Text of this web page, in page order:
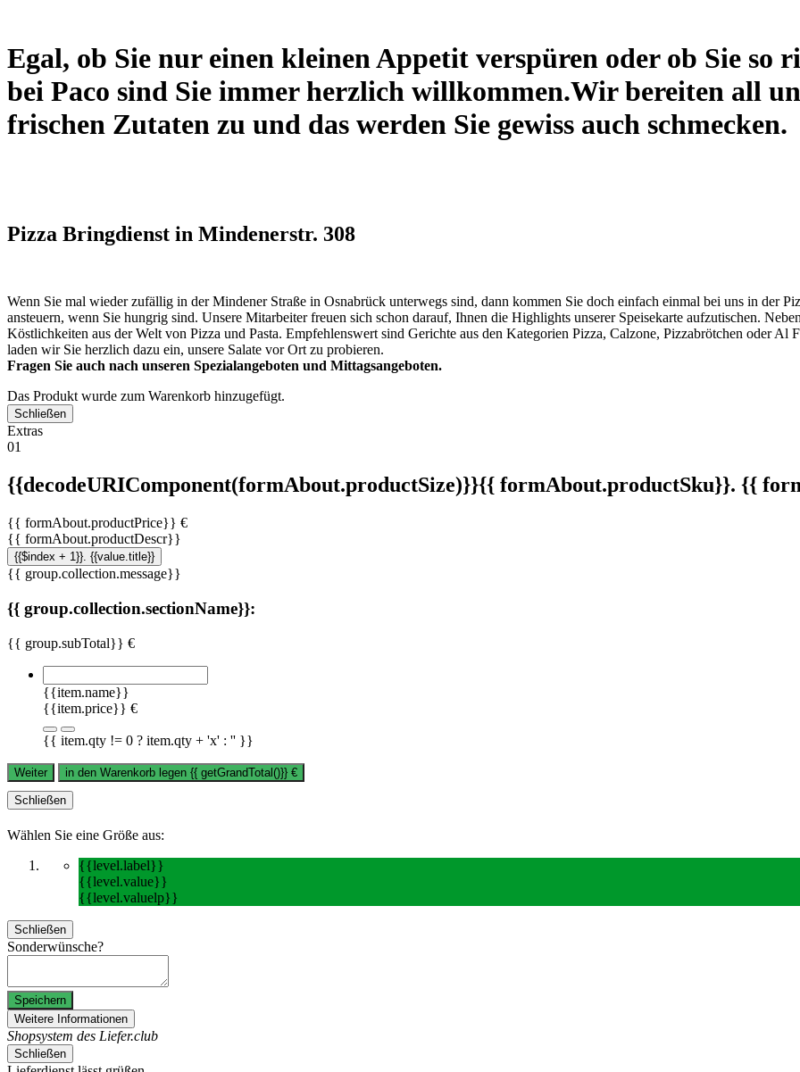
Egal, ob Sie nur einen kleinen Appetit verspüren oder ob Sie so
bei Paco sind Sie immer herzlich willkommen.Wir bereiten all
frischen Zutaten zu und das werden Sie gewiss auch schmecken.
Pizza Bringdienst in Mindenerstr. 308
Wenn Sie mal wieder zufällig in der Mindener Straße in Osnabrück unterwegs sind, dann kommen Sie doch einfach einmal bei uns in der
ansteuern, wenn Sie hungrig sind. Unsere Mitarbeiter freuen sich schon darauf, Ihnen die Highlights unserer Speisekarte aufzutischen.
Köstlichkeiten aus der Welt von Pizza und Pasta. Empfehlenswert sind Gerichte aus den Kategorien Pizza, Calzone, Pizzabrötchen oder Al
laden wir Sie herzlich dazu ein, unsere Salate vor Ort zu probieren.
Fragen Sie auch nach unseren Spezialangeboten und Mittagsangeboten.
Das Produkt wurde zum Warenkorb hinzugefügt.
Schließen
Extras
01
{{decodeURIComponent(formAbout.productSize)}}{{ formAbout.productSku}}. {{
{{ formAbout.productPrice}} €
{{ formAbout.productDescr}}
{{$index + 1}}. {{value.title}}
{{ group.collection.message}}
{{ group.collection.sectionName}}:
{{ group.subTotal}} €
{{item.name}}
{{item.price}} €
{{ item.qty != 0 ? item.qty + 'x' : '' }}
Weiter in den Warenkorb legen {{ getGrandTotal()}} €
Schließen
Wählen Sie eine Größe aus:
{{level.label}}
{{level.value}}
{{level.valuelp}}
Schließen
Sonderwünsche?
Speichern
Weitere Informationen
Shopsystem des Liefer.club
Schließen